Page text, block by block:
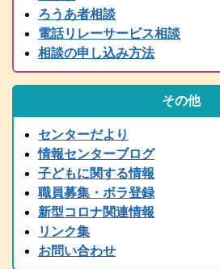
2024.03.01
2024（令和6）年度手話通訳者全国統一
2025.02.07
令和７年度 難聴者向けの各種講座を掲
年末年始は、１２/２９～１/３まで閉館し
2024.11.13
行政職員向け防災学習会リアルタイム
2024.11.05
2024(R6)年度 全国統一要約筆記者認定
2024.08.22
中止のご案内「大矢暹氏 人生を語る」
中止となりました。
ろうあ者相談
電話リレーサービス相談
相談の申し込み方法
その他
センターだより
情報センターブログ
子どもに関する情報
職員募集・ボラ登録
新型コロナ関連情報
リンク集
お問い合わせ